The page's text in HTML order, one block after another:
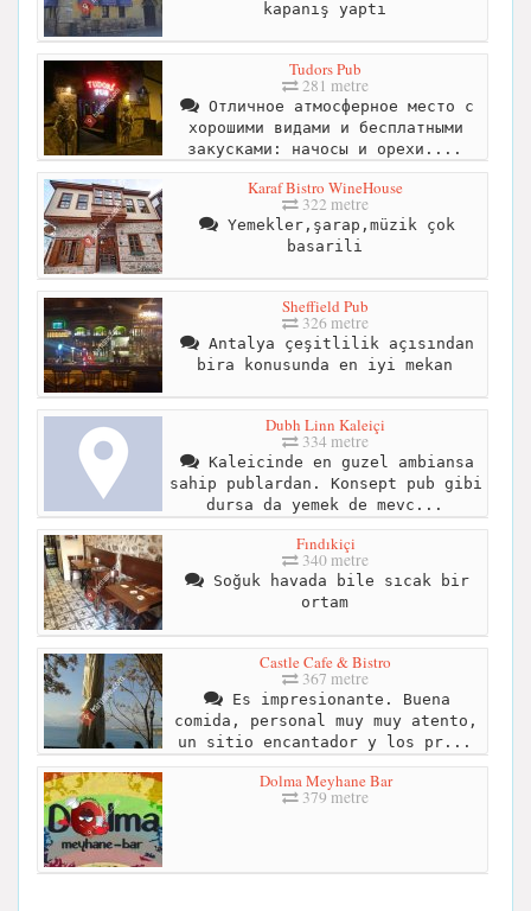
kapanış yaptı
Tudors Pub
281 metre
Отличное атмосферное место с
хорошими видами и бесплатными
закусками: начосы и орехи....
Karaf Bistro WineHouse
322 metre
Yemekler,şarap,müzik çok
basarili
Sheffield Pub
326 metre
Antalya çeşitlilik açısından
bira konusunda en iyi mekan
Dubh Linn Kaleiçi
334 metre
Kaleicinde en guzel ambiansa
sahip publardan. Konsept pub gibi
dursa da yemek de mevc...
Fındıkiçi
340 metre
Soğuk havada bile sıcak bir
ortam
Castle Cafe & Bistro
367 metre
Es impresionante. Buena
comida, personal muy muy atento,
un sitio encantador y los pr...
Dolma Meyhane Bar
379 metre